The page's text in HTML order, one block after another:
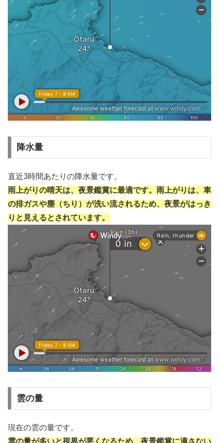
降水量
直近3時間あたりの降水量です。
雨上がりの晴天は、夜景鑑賞に最適です。雨上がりは、車
の排ガスや塵（ちり）が洗い流されるため、夜景がはっき
りと見えるとされています。
雲の量
現在の雲の量です。
雲の量が多いと視界が悪くなるため、夜景鑑賞に適さない